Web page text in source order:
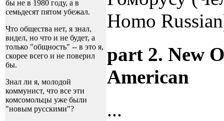
бы не в 1980 году, а в
семьдесят пятом убежал.
Что общества нет, я знал,
видел, но что и не будет, а
только "общность" -- в это я,
скорее всего и не поверил
бы.
Знал ли я, молодой
коммунист, что все эти
комсомольцы уже были
"новым русскими"?
Homo
part 2. New
American
...